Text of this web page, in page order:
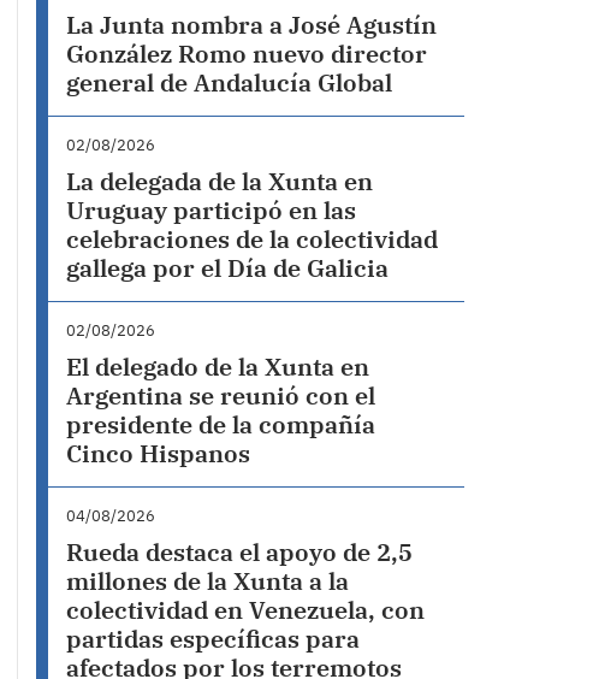
La Junta nombra a José Agustín
González Romo nuevo director
general de Andalucía Global
02/08/2026
La delegada de la Xunta en
Uruguay participó en las
celebraciones de la colectividad
gallega por el Día de Galicia
02/08/2026
El delegado de la Xunta en
Argentina se reunió con el
presidente de la compañía
Cinco Hispanos
04/08/2026
Rueda destaca el apoyo de 2,5
millones de la Xunta a la
colectividad en Venezuela, con
partidas específicas para
afectados por los terremotos